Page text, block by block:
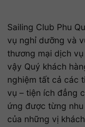
Sailing Club Phu
vụ nghỉ dưỡng và
thương mại dịch
vậy Quý khách
nghiệm tất cả các
vụ – tiện ích đẳng
ứng được từng
của những vị